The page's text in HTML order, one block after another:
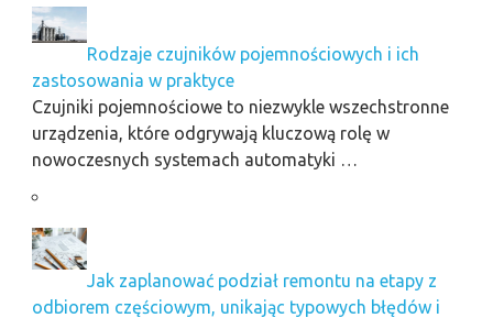
Rodzaje czujników pojemnościowych i ich
zastosowania w praktyce
Czujniki pojemnościowe to niezwykle wszechstronne
urządzenia, które odgrywają kluczową rolę w
nowoczesnych systemach automatyki …
Jak zaplanować podział remontu na etapy z
odbiorem częściowym, unikając typowych błędów i